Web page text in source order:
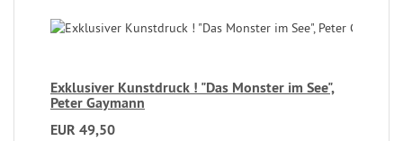
Exklusiver Kunstdruck ! "Das Monster im See",
Peter Gaymann
EUR 49,50